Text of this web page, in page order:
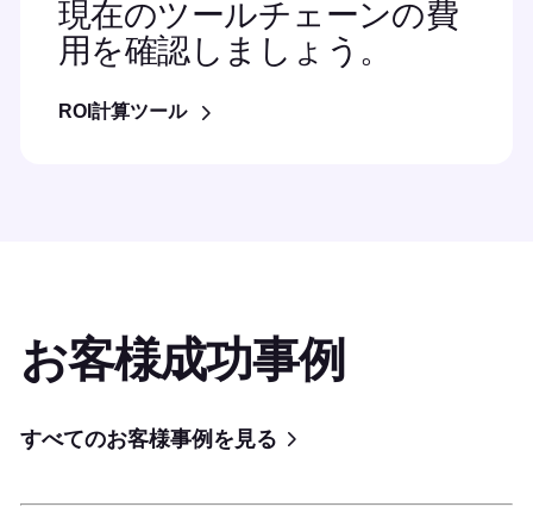
現在のツールチェーンの費
用を確認しましょう。
ROI計算ツール
お客様成功事例
すべてのお客様事例を見る